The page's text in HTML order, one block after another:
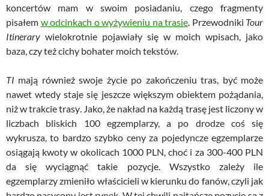
koncertów mam w swoim posiadaniu, czego fragmenty
pisałem w odcinkach o wyżywieniu na trasie. Przewodniki Tour
Itinerary wielokrotnie pojawiały się w moich wpisach, jako
baza, czy też cichy bohater moich tekstów.
TI mają również swoje życie po zakończeniu tras, być może
nawet wtedy staje się jeszcze większym obiektem pożądania,
niż w trakcie trasy. Jako, że nakład na każdą trasę jest liczony w
liczbach bliskich 100 egzemplarzy, a po drodze coś się
wykrusza, to bardzo szybko ceny za pojedyncze egzemplarze
osiągają kwoty w okolicach 1000 PLN, choć i za 300-400 PLN
da się wyciągnąć takie pozycje. Wszystko zależy ile
egzemplarzy zmieniło właścicieli w kierunku do fanów, czyli jak